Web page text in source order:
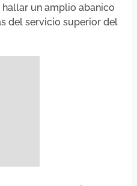
un amplio abanico
del servicio superior del